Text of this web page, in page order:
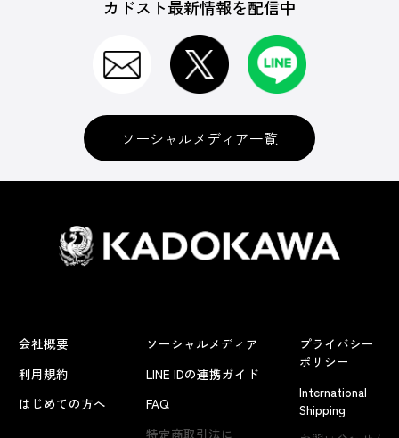
よくあるお問い合わせ
カドスト最新情報を配信中
ソーシャルメディア一覧
会社概要
利用規約
はじめての方へ
ソーシャルメディア
LINE IDの連携ガイド
FAQ
特定商取引法に
プライバシー
ポリシー
International
Shipping